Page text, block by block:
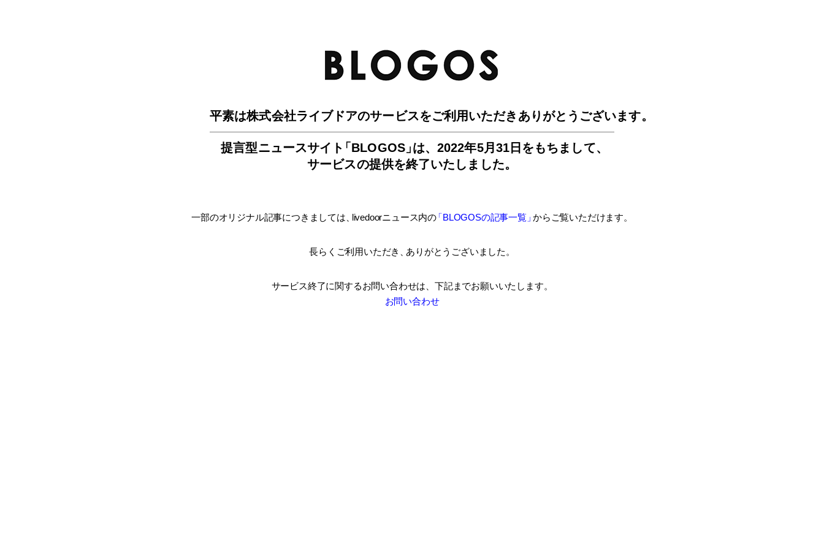
平素は株式会社ライブドアのサービスをご利用いただきありがとうございます。
提言型ニュースサイ ト「BLOGOS」は、2022年5月31日をもちまして、
サービスの提供を終了いたしました。
一部のオリジナル記事につきましては livedoorニュース内の「BLOGOSの記事一覧」 からご覧いただけます。
長らくご利用いただき ありがとうございました。
サービス終了に関するお問い合わせは、 下記までお願いいたします。
お問い合わせ